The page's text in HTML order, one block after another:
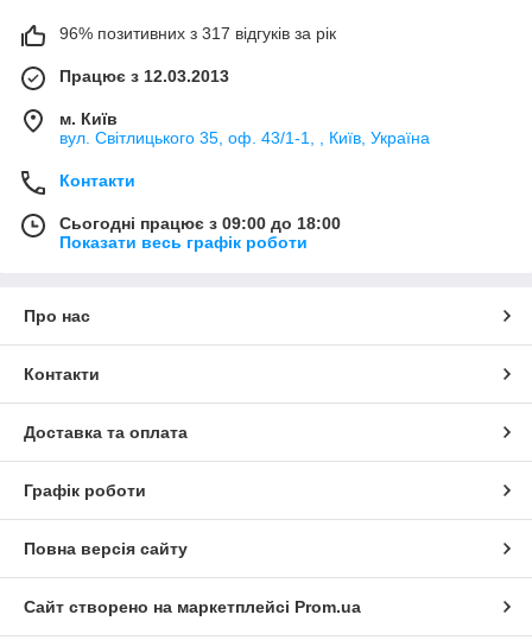
96% позитивних з 317 відгуків за рік
Працює з 12.03.2013
м. Київ
вул. Світлицького 35, оф. 43/1-1, , Київ, Україна
Контакти
Сьогодні працює з 09:00 до 18:00
Показати весь графік роботи
Про нас
Контакти
Доставка та оплата
Графік роботи
Повна версія сайту
Сайт створено на маркетплейсі Prom.ua